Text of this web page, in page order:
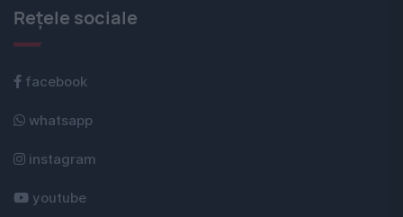
Rețele sociale
facebook
whatsapp
instagram
youtube